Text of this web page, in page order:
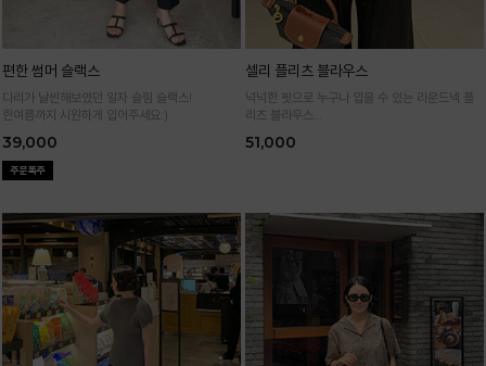
편한 썸머 슬랙스
다리가 날씬해보였던 일자 슬림 슬랙스!
한여름까지 시원하게 입어주세요:)
39,000
셀리 플리츠 블라우스
넉넉한 핏으로 누구나 입을 수 있는 라운드넥 플
리츠 블라우스
51,000